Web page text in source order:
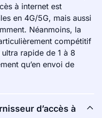
à internet est
en 4G/5G, mais aussi
Néanmoins, la
compétitif
rapide de 1 à 8
qu’en envoi de
d’accès à